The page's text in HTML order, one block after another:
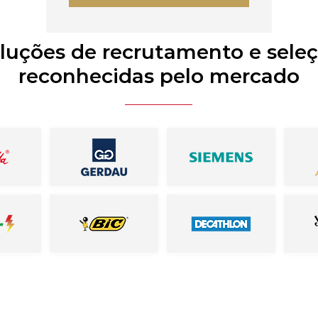
de recrutamento e
reconhecidas pelo mercado